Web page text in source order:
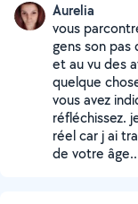
Aurelia
vous
gens son pas
et au vu des
quelque
vous avez
réfléchissez.
réel car j ai
de votre